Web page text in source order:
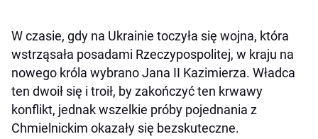
W czasie, gdy na Ukrainie toczyła się wojna, która
wstrząsała posadami Rzeczypospolitej, w kraju na
nowego króla wybrano Jana II Kazimierza. Władca
ten dwoił się i troił, by zakończyć ten krwawy
konflikt, jednak wszelkie próby pojednania z
Chmielnickim okazały się bezskuteczne.